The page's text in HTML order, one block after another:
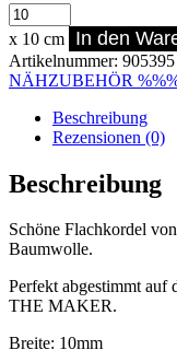
Flat
Cotton
Cord
10
mm
Flachkordel
OCEAN
Menge
x 10 cm In den
Artikelnummer: 905395
NÄHZUBEHÖR
Beschreibung
Rezensionen (0)
Beschreibung
Schöne Flachkordel
Baumwolle.
Perfekt abgestimmt auf
THE MAKER.
Breite: 10mm